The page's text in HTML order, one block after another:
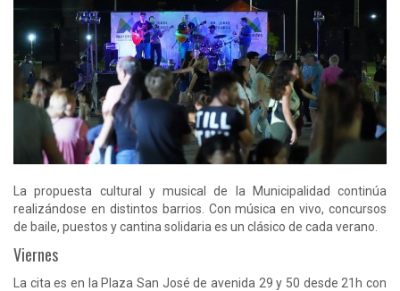
La propuesta cultural y musical de la Municipalidad continúa
realizándose en distintos barrios. Con música en vivo, concursos
de baile, puestos y cantina solidaria es un clásico de cada verano.
Viernes
La cita es en la Plaza San José de avenida 29 y 50 desde 21h con